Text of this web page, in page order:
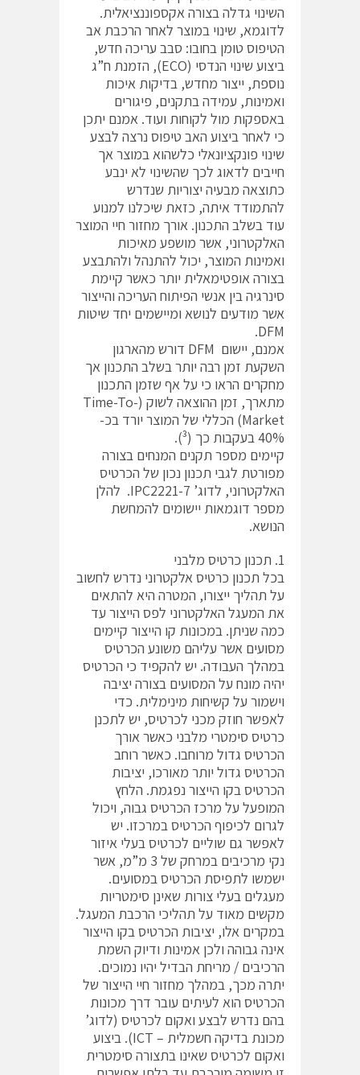
השינוי גדלה בצורה אקספוננציאלית.
לדוגמא, שינוי במוצר לאחר הרכבת אב
הטיפוס טומן בחובו: סבב עריכה חדש,
ביצוע שינוי הנדסי (ECO), הזמנת ח”ג
נוספת, ייצור מחדש, בדיקות איכות
ואמינות, עמידה בתקנים, פיגורים
באספקות מול לקוחות ועוד. אמנם יתכן
כי לאחר ביצוע האב טיפוס נרצה לבצע
שינוי פונקציונאלי כלשהוא במוצר אך
חייבים לדאוג לכך שהשינוי לא ינבע
כתוצאה מבעיה יצוריות שנדרש
להתמודד איתה, כזאת שיכלנו למנוע
עוד בשלב התכנון. אורך מחזור חיי המוצר
האלקטרוני, אשר מושפע מאיכות
ואמינות המוצר, יכול להתנהל ולהתבצע
בצורה אופטימאלית יותר כאשר קיימת
סינרגיה בין אנשי הפיתוח העריכה והייצור
אשר מודעים לנושא ומיישמים יחד שיטות
DFM.
אמנם, יישום DFM דורש מהארגון
השקעת זמן רבה יותר בשלב התכנון אך
מחקרים הראו כי על אף שזמן התכנון
מתארך, זמן ההוצאה לשוק (Time-To-
Market) הכללי של המוצר יורד בכ-
40% בעקבות כך (³).
קיימים מספר תקנים המנחים בצורה
מפורטת לגבי תכנון נכון של הכרטיס
האלקטרוני, לדוג’ IPC2221-7. להלן
מספר דוגמאות יישומים להמחשת
הנושא.
1. תכנון כרטיס מלבני
בכל תכנון כרטיס אלקטרוני נדרש לחשוב
על תהליך ייצורו, המטרה היא להתאים
את המעגל האלקטרוני לפס הייצור עד
כמה שניתן. במכונות קו הייצור קיימים
מסועים אשר עליהם משונע הכרטיס
במהלך העבודה. יש להקפיד כי הכרטיס
יהיה מונח על המסועים בצורה יציבה
וישמור על קשיחות מינימלית. כדי
לאפשר חוזק מכני לכרטיס, יש לתכנן
כרטיס סימטרי מלבני כאשר אורך
הכרטיס גדול מרוחבו. כאשר רוחב
הכרטיס גדול יותר מאורכו, יציבות
הכרטיס בקו הייצור נפגמת. הלחץ
המופעל על מרכז הכרטיס גבוה, ויכול
לגרום לכיפוף הכרטיס במרכזו. יש
לאפשר גם שוליים לכרטיס בעלי איזור
נקי מרכיבים במרחק של 3 מ”מ, אשר
ישמשו לתפיסת הכרטיס במסועים.
מעגלים בעלי צורות שאינן סימטריות
מקשים מאוד על תהליכי הרכבת המעגל.
במקרים אלו, יציבות הכרטיס בקו הייצור
אינה גבוהה ולכן אמינות ודיוק השמת
הרכיבים / מריחת הבדיל יהיו נמוכים.
יתרה מכך, במהלך מחזור חיי הייצור של
הכרטיס הוא לעיתים עובר דרך מכונות
בהם נדרש לבצע ואקום לכרטיס (לדוג’
מכונת בדיקה חשמלית – ICT). ביצוע
ואקום לכרטיס שאינו בתצורה סימטרית